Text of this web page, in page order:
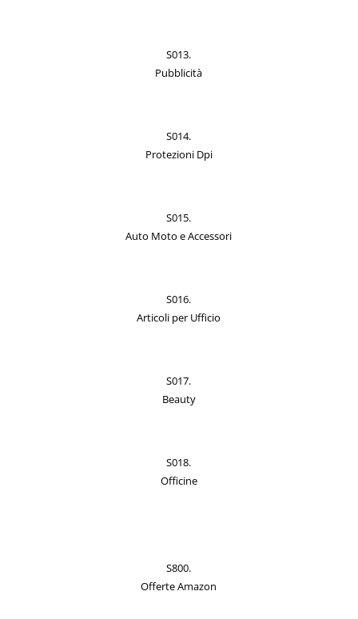
S013.
Pubblicità
S014.
Protezioni Dpi
S015.
Auto Moto e Accessori
S016.
Articoli per Ufficio
S017.
Beauty
S018.
Officine
S800.
Offerte Amazon